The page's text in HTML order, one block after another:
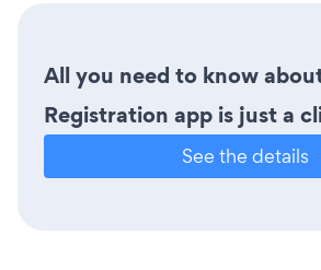
All you need to know
Registration app is just a
See the details